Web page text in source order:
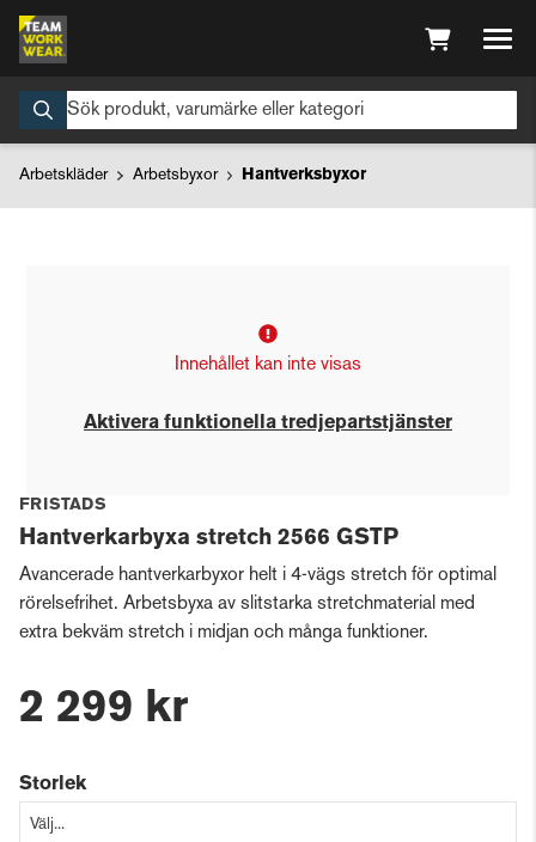
Arbetskläder Arbetsbyxor Hantverksbyxor
Innehållet kan inte visas
Aktivera funktionella tredjepartstjänster
FRISTADS
Hantverkarbyxa stretch 2566 GSTP
Avancerade hantverkarbyxor helt i 4-vägs stretch för optimal
rörelsefrihet. Arbetsbyxa av slitstarka stretchmaterial med
extra bekväm stretch i midjan och många funktioner.
2 299 kr
Storlek